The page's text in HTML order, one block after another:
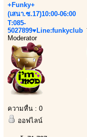
+Funky+
(เสนา.ซ.17)10:00-06:00
T:085-
5027899♥Line:funkyclub
Moderator
ความหื่น : 0
ออฟไลน์